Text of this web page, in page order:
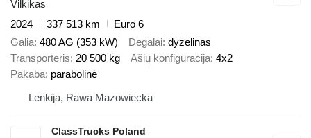
Vilkikas
2024
337 513 km
Euro 6
Galia 480 AG (353 kW) Degalai dyzelinas
Transporteris 20 500 kg Ašių konfigūracija 4x2
Pakaba parabolinė
Lenkija, Rawa Mazowiecka
ClassTrucks Poland